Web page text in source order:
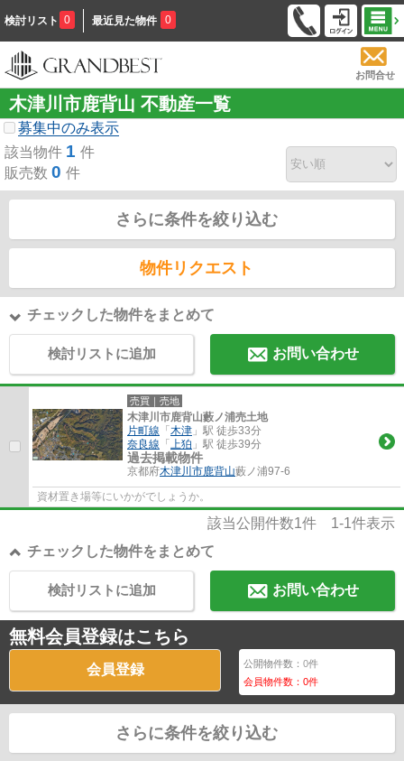
検討リスト 0 最近見た物件 0
お問合せ
木津川市鹿背山 不動産一覧
募集中のみ表示
該当物件 1 件
販売数 0 件
さらに条件を絞り込む
物件リクエスト
チェックした物件をまとめて
検討リストに追加 お問い合わせ
売買｜売地
木津川市鹿背山藪ノ浦売土地
片町線 「 木津 」駅 徒歩33分
奈良線 「 上狛 」駅 徒歩39分
過去掲載物件
京都府木津川市鹿背山藪ノ浦97-6
資材置き場等にいかがでしょうか。
該当公開件数1件 1-1件表示
チェックした物件をまとめて
お問い合わせ
検討リストに追加
無料会員登録はこちら
会員登録 公開物件数：0件
会員物件数：0件
さらに条件を絞り込む